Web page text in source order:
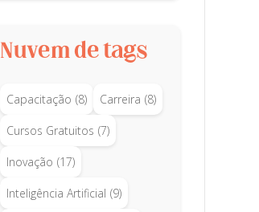
Nuvem de tags
Capacitação (8) Carreira (8)
Cursos Gratuitos (7)
Inovação (17)
Inteligência Artificial (9)